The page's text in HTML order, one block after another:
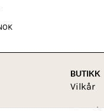
BUTIKK
Vilkår